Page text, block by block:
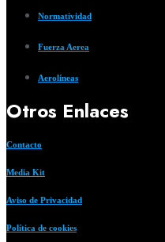
Normatividad
Fuerza Aerea
Aerolíneas
Otros Enlaces
Contacto
Media Kit
Aviso de Privacidad
Política de cookies